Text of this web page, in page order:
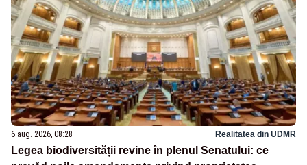
6 aug. 2026, 08:28 Realitatea din UDMR
Legea biodiversității revine în plenul Senatului: ce